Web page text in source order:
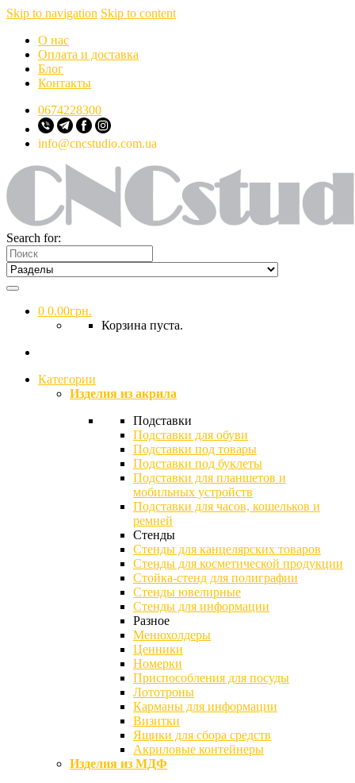
Skip to navigation Skip to content
О нас
Оплата и доставка
Блог
Контакты
0674228300
info@cncstudio.com.ua
Search for:
0 0.00грн.
Корзина пуста.
Категории
Изделия из акрила
Подставки
Подставки для обуви
Подставки под товары
Подставки под буклеты
Подставки для планшетов и
мобильных устройств
Подставки для часов, кошельков и
ремней
Стенды
Стенды для канцелярских товаров
Стенды для косметической продукции
Стойка-стенд для полиграфии
Стенды ювелирные
Стенды для информации
Разное
Менюхолдеры
Ценники
Номерки
Приспособления для посуды
Лототроны
Карманы для информации
Визитки
Ящики для сбора средств
Акриловые контейнеры
Изделия из МДФ